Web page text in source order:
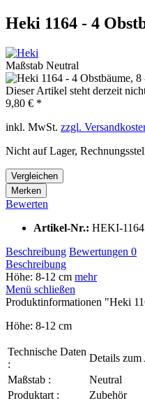
Heki 1164 - 4
Maßstab Neutral
Dieser Artikel steht derzeit
9,80 € *
inkl. MwSt. zzgl.
Nicht auf Lager,
Vergleichen
Merken
Bewerten
Artikel-Nr.: HEKI-1164
Beschreibung Bewertungen 0
Beschreibung
Höhe: 8-12 cm mehr
Menü schließen
Produktinformationen "Heki
Höhe: 8-12 cm
Technische Daten
:
Details zum
Maßstab :
Neutral
Produktart :
Zubehör